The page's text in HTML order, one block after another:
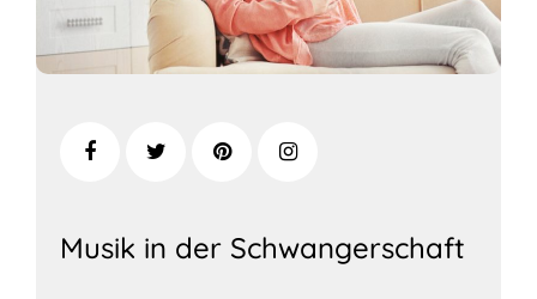
Musik in der Schwangerschaft